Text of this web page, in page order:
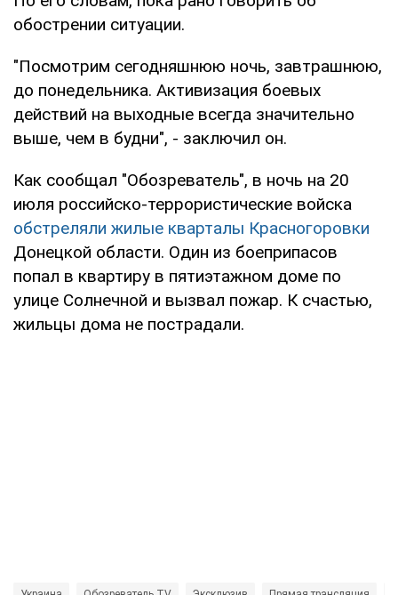
обострении ситуации.
"Посмотрим сегодняшнюю ночь, завтрашнюю,
до понедельника. Активизация боевых
действий на выходные всегда значительно
выше, чем в будни", - заключил он.
Как сообщал "Обозреватель", в ночь на 20
июля российско-террористические войска
обстреляли жилые кварталы Красногоровки
Донецкой области. Один из боеприпасов
попал в квартиру в пятиэтажном доме по
улице Солнечной и вызвал пожар. К счастью,
жильцы дома не пострадали.